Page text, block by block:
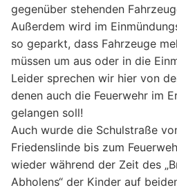
gegenüber stehenden
Außerdem wird im
so geparkt, dass Fahrzeuge
müssen um aus oder in die
Leider sprechen wir hier von
denen auch die Feuerwehr im
gelangen soll!
Auch wurde die Schulstraße
Friedenslinde bis zum
wieder während der Zeit des
Abholens“ der Kinder auf